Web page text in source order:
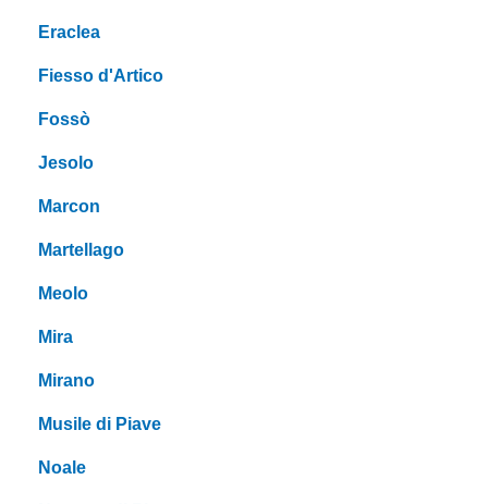
Eraclea
Fiesso d'Artico
Fossò
Jesolo
Marcon
Martellago
Meolo
Mira
Mirano
Musile di Piave
Noale